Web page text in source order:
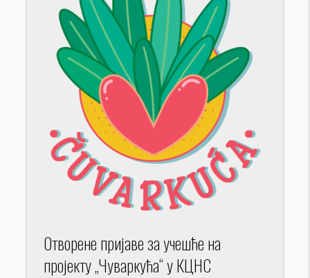
Отворене пријаве за учешће на
пројекту „Чуваркућа“ у КЦНС